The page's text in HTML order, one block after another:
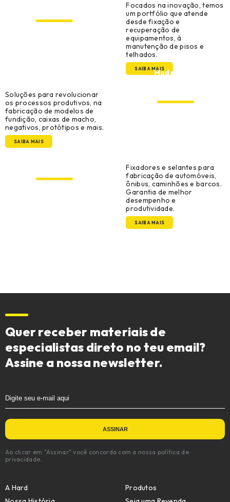
Focados na inovação, temos
um portfólio que atende
desde fixação e
recuperação de
equipamentos, à
manutenção de pisos e
telhados.
SAIBA MAISModelação,
Soluções para revolucionar
os processos produtivos, na
fabricação de modelos de
fundição, caixas de macho,
negativos, protótipos e mais.
SAIBA MAIS
Fixadores e selantes para
fabricação de automóveis,
ônibus, caminhões e barcos.
Garantia de melhor
desempenho e
produtividade.
SAIBA MAIS
Quer receber materiais de
especialistas direto no teu email?
Assine a nossa newsletter.
Ao clicar em "Assinar" você concorda com a nossa política de
privacidade.
A Hard
Produtos